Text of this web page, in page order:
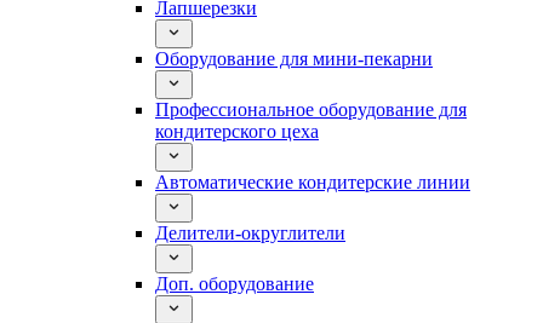
Лапшерезки
Оборудование для мини-пекарни
Профессиональное оборудование для
кондитерского цеха
Автоматические кондитерские линии
Делители-округлители
Доп. оборудование